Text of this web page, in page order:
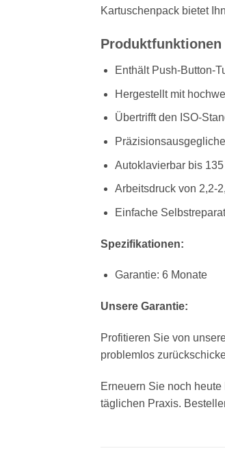
Kartuschenpack bietet
Enthält Push-Button-
Hergestellt mit
Übertrifft den ISO-
Autoklavierbar bis
Arbeitsdruck von 2,2-
Einfache
Spezifikationen:
Garantie: 6 Monate
Unsere Garantie:
Profitieren Sie von
problemlos
Erneuern Sie noch
täglichen Praxis.